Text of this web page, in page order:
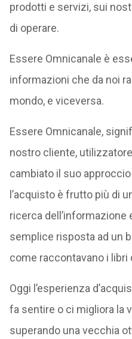
prodotti e servizi, sui
di operare.
Essere Omnicanale è
informazioni che da noi
mondo, e viceversa.
Essere Omnicanale,
nostro cliente,
cambiato il suo approccio
l’acquisto è frutto più di
ricerca
semplice risposta ad un
come raccontavano i libri
Oggi l’esperienza
fa sentire o ci migliora la
superando una vecchia